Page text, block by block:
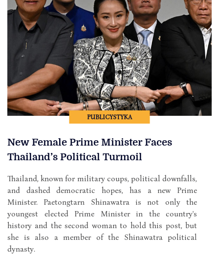
PUBLICYSTYKA
New Female Prime Minister Faces
Thailand’s Political Turmoil
Thailand, known for military coups, political downfalls,
and dashed democratic hopes, has a new Prime
Minister. Paetongtarn Shinawatra is not only the
youngest elected Prime Minister in the country's
history and the second woman to hold this post, but
she is also a member of the Shinawatra political
dynasty.